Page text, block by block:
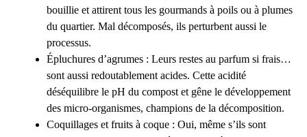
bouillie et attirent tous les gourmands à poils ou à plumes
du quartier. Mal décomposés, ils perturbent aussi le
processus.
Épluchures d’agrumes : Leurs restes au parfum si frais…
sont aussi redoutablement acides. Cette acidité
déséquilibre le pH du compost et gêne le développement
des micro-organismes, champions de la décomposition.
Coquillages et fruits à coque : Oui, même s’ils sont